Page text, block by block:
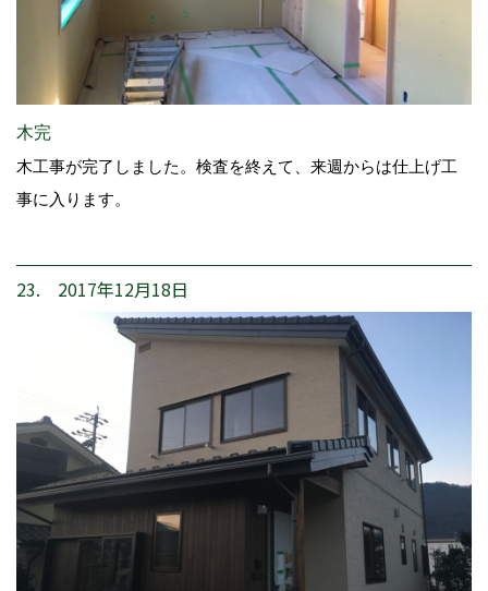
木完
木工事が完了しました。検査を終えて、来週からは仕上げ工
事に入ります。
23. 2017年12月18日